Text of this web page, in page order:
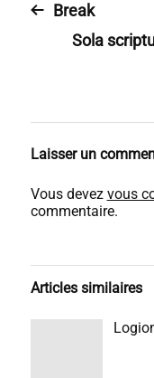
Break
Sola
Laisser un
Vous devez vous
commentaire.
Articles similaires